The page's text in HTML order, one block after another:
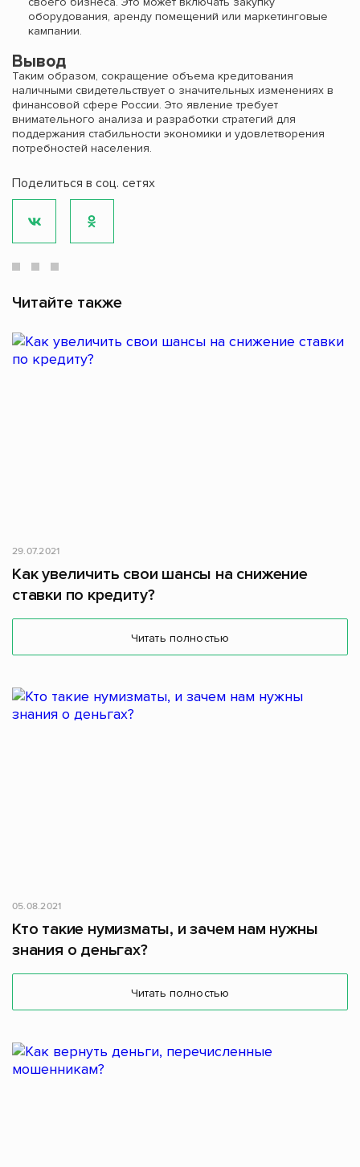
оборудования, аренду помещений или маркетинговые
кампании.
Вывод
Таким образом, сокращение объема кредитования
наличными свидетельствует о значительных изменениях в
финансовой сфере России. Это явление требует
внимательного анализа и разработки стратегий для
поддержания стабильности экономики и удовлетворения
потребностей населения.
Поделиться в соц. сетях
Читайте также
29.07.2021
Как увеличить свои шансы на снижение
ставки по кредиту?
Читать полностью
05.08.2021
Кто такие нумизматы, и зачем нам нужны
знания о деньгах?
Читать полностью